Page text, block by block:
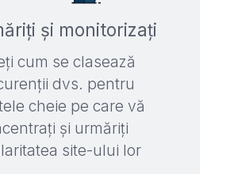
și monitorizați
cum se clasează
dvs. pentru
cheie pe care vă
și urmăriți
site-ului lor